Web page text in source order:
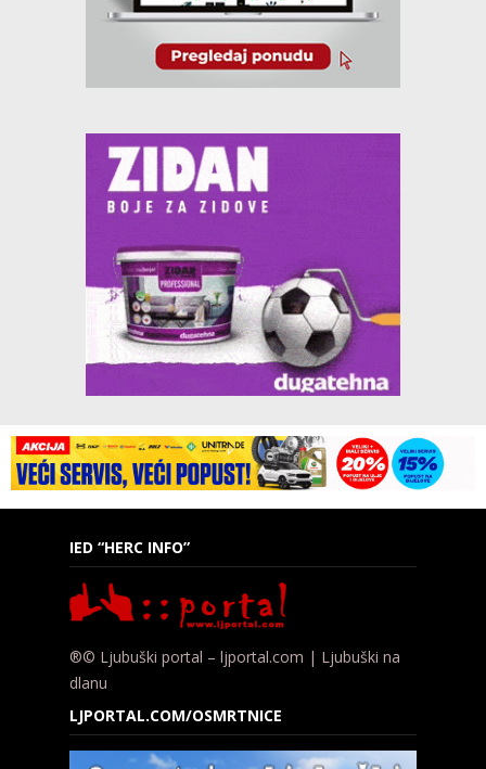
IED “HERC INFO”
®© Ljubuški portal – ljportal.com | Ljubuški na
dlanu
LJPORTAL.COM/OSMRTNICE